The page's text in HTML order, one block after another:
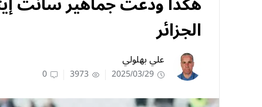
الجزائر
علي بهلولي
2025/03/29
3973
0